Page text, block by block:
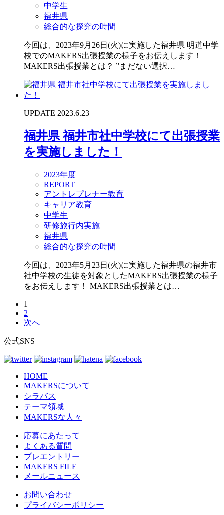
中学生
福井県
総合的な探究の時間
今回は、2023年9月26日(火)に実施した福井県 明道中学
校でのMAKERS出張授業の様子をお伝えします！
MAKERS出張授業とは？ ”まだない選択…
UPDATE 2023.6.23
福井県 福井市社中学校にて出張授業
を実施しました！
2023年度
REPORT
アントレプレナー教育
キャリア教育
中学生
研修旅行内実施
福井県
総合的な探究の時間
今回は、2023年5月23日(火)に実施した福井県の福井市
社中学校の生徒を対象としたMAKERS出張授業の様子
をお伝えします！ MAKERS出張授業とは…
の
ペ
1
2
次へ
公式SNS
HOME
MAKERSについて
シラバス
テーマ領域
MAKERSな人々
応募にあたって
よくある質問
プレエントリー
MAKERS FILE
メールニュース
お問い合わせ
プライバシーポリシー